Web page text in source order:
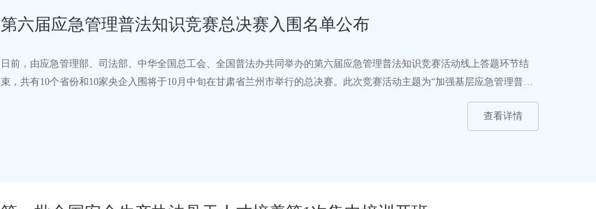
第六届应急管理普法知识竞赛总决赛入围名单公布
日前，由应急管理部、司法部、中华全国总工会、全国普法办共同举办的第六届应急管理普法知识竞赛活动线上答题环节结
束，共有10个省份和10家央企入围将于10月中旬在甘肃省兰州市举行的总决赛。此次竞赛活动主题为“加强基层应急管理普
查看详情